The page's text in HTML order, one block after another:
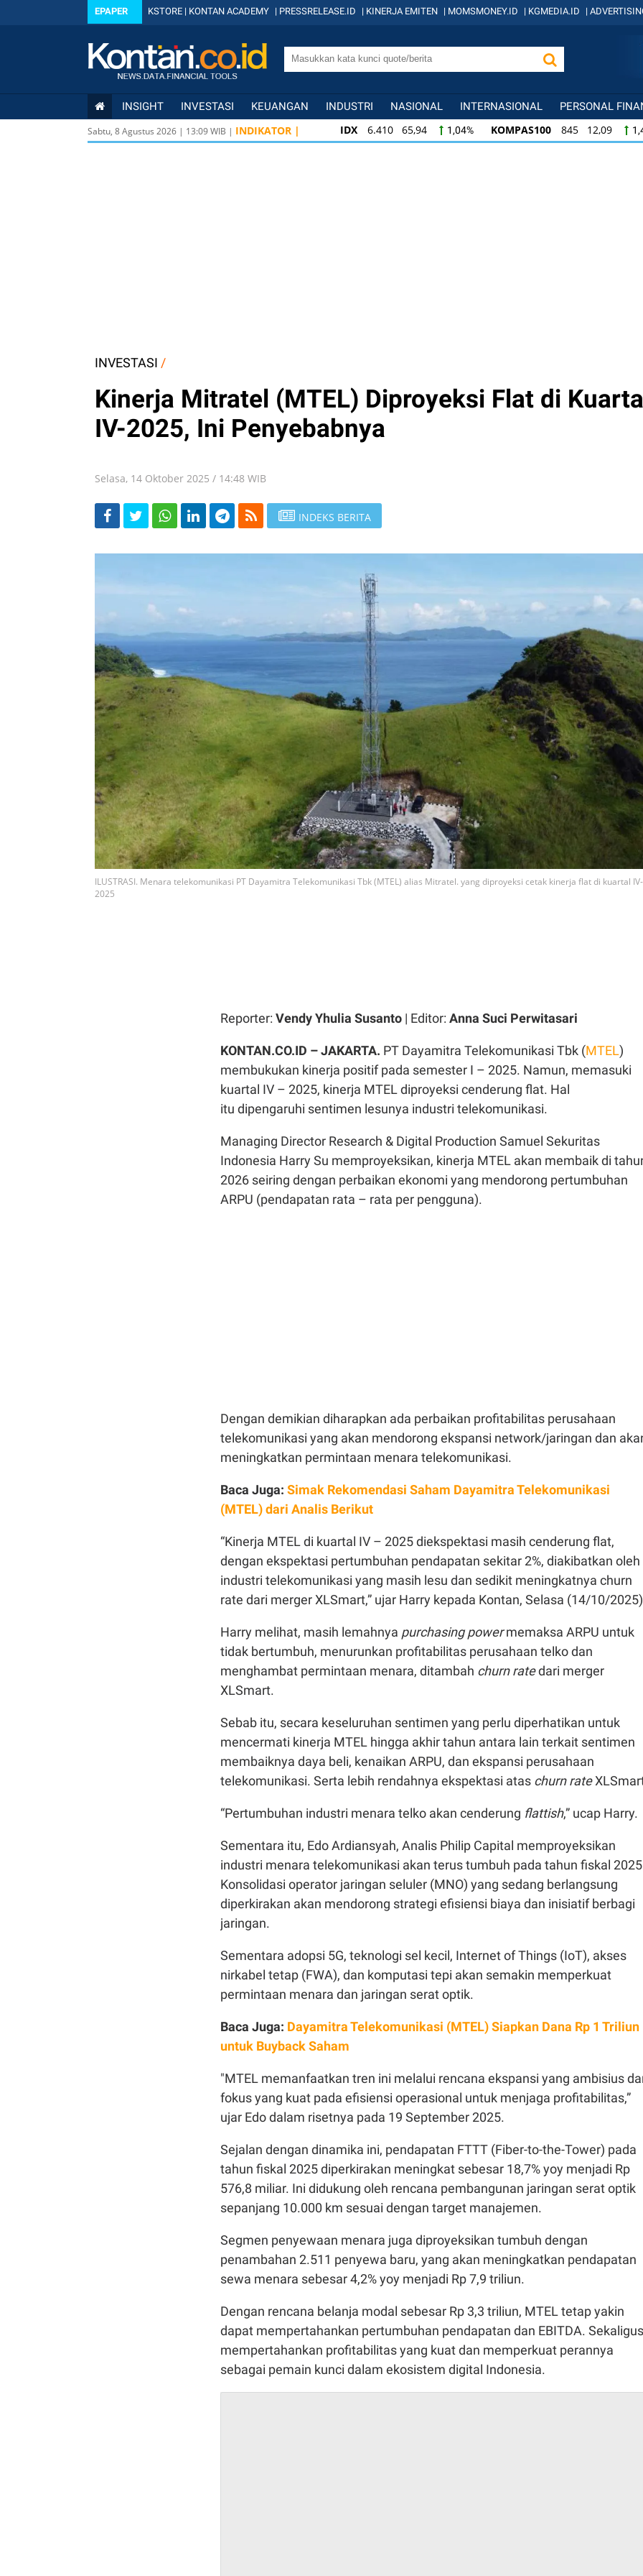
EPAPER KSTORE | KONTAN ACADEMY | PRESSRELEASE.ID | KINERJA EMITEN | MOMSMONEY.ID | KGMEDIA.ID |
INSIGHT INVESTASI KEUANGAN INDUSTRI NASIONAL INTERNASIONAL PERSONAL
Sabtu, 8 Agustus 2026 | 13:09WIB | INDIKATOR | IDX 6.410 65,94 1,04% KOMPAS100 845 12,09
KOMPAS100 845 12,09 1,45% LQ45 640 9,44
INVESTASI /
Kinerja Mitratel (MTEL) Diproyeksi Flat di
IV-2025, Ini Penyebabnya
Selasa, 14 Oktober 2025 / 14:48 WIB
INDEKS BERITA
ILUSTRASI. Menara telekomunikasi PT Dayamitra Telekomunikasi Tbk (MTEL) alias Mitratel. yang diproyeksi cetak kinerja flat di kuartal IV-
2025
Reporter: Vendy Yhulia Susanto | Editor: Anna Suci Perwitasari
KONTAN.CO.ID – JAKARTA. PT Dayamitra Telekomunikasi Tbk (MTEL)
membukukan kinerja positif pada semester I – 2025. Namun, memasuki
kuartal IV – 2025, kinerja MTEL diproyeksi cenderung flat. Hal
itu dipengaruhi sentimen lesunya industri telekomunikasi.
Managing Director Research & Digital Production Samuel Sekuritas
Indonesia Harry Su memproyeksikan, kinerja MTEL akan membaik di
2026 seiring dengan perbaikan ekonomi yang mendorong pertumbuhan
ARPU (pendapatan rata – rata per pengguna).
Dengan demikian diharapkan ada perbaikan profitabilitas perusahaan
telekomunikasi yang akan mendorong ekspansi network/jaringan dan
meningkatkan permintaan menara telekomunikasi.
Baca Juga: Simak Rekomendasi Saham Dayamitra Telekomunikasi
(MTEL) dari Analis Berikut
“Kinerja MTEL di kuartal IV – 2025 diekspektasi masih cenderung flat,
dengan ekspektasi pertumbuhan pendapatan sekitar 2%, diakibatkan oleh
industri telekomunikasi yang masih lesu dan sedikit meningkatnya churn
rate dari merger XLSmart,” ujar Harry kepada Kontan, Selasa (14/10/
Harry melihat, masih lemahnya purchasing powermemaksa ARPU untuk
tidak bertumbuh, menurunkan profitabilitas perusahaan telko dan
menghambat permintaan menara, ditambah churn ratedari merger
XLSmart.
Sebab itu, secara keseluruhan sentimen yang perlu diperhatikan untuk
mencermati kinerja MTEL hingga akhir tahun antara lain terkait sentimen
membaiknya daya beli, kenaikan ARPU, dan ekspansi perusahaan
telekomunikasi. Serta lebih rendahnya ekspektasi atas churn rate
“Pertumbuhan industri menara telko akan cenderung flattish,” ucap Harry.
Sementara itu, Edo Ardiansyah, Analis Philip Capital memproyeksikan
industri menara telekomunikasi akan terus tumbuh pada tahun fiskal
Konsolidasi operator jaringan seluler (MNO) yang sedang berlangsung
diperkirakan akan mendorong strategi efisiensi biaya dan inisiatif berbagi
jaringan.
Sementara adopsi 5G, teknologi sel kecil, Internet of Things (IoT), akses
nirkabel tetap (FWA), dan komputasi tepi akan semakin memperkuat
permintaan menara dan jaringan serat optik.
Baca Juga: Dayamitra Telekomunikasi (MTEL) Siapkan Dana Rp 1 Triliun
untuk Buyback Saham
"MTEL memanfaatkan tren ini melalui rencana ekspansi yang ambisius
fokus yang kuat pada efisiensi operasional untuk menjaga profitabilitas,”
ujar Edo dalam risetnya pada 19 September 2025.
Sejalan dengan dinamika ini, pendapatan FTTT (Fiber-to-the-Tower) pada
tahun fiskal 2025 diperkirakan meningkat sebesar 18,7% yoy menjadi Rp
576,8 miliar. Ini didukung oleh rencana pembangunan jaringan serat optik
sepanjang 10.000 km sesuai dengan target manajemen.
Segmen penyewaan menara juga diproyeksikan tumbuh dengan
penambahan 2.511 penyewa baru, yang akan meningkatkan pendapatan
sewa menara sebesar 4,2% yoy menjadi Rp 7,9 triliun.
Dengan rencana belanja modal sebesar Rp 3,3 triliun, MTEL tetap yakin
dapat mempertahankan pertumbuhan pendapatan dan EBITDA. Sekaligus
mempertahankan profitabilitas yang kuat dan memperkuat perannya
sebagai pemain kunci dalam ekosistem digital Indonesia.